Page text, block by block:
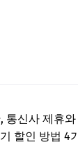
신사 제휴
할인 방법 4